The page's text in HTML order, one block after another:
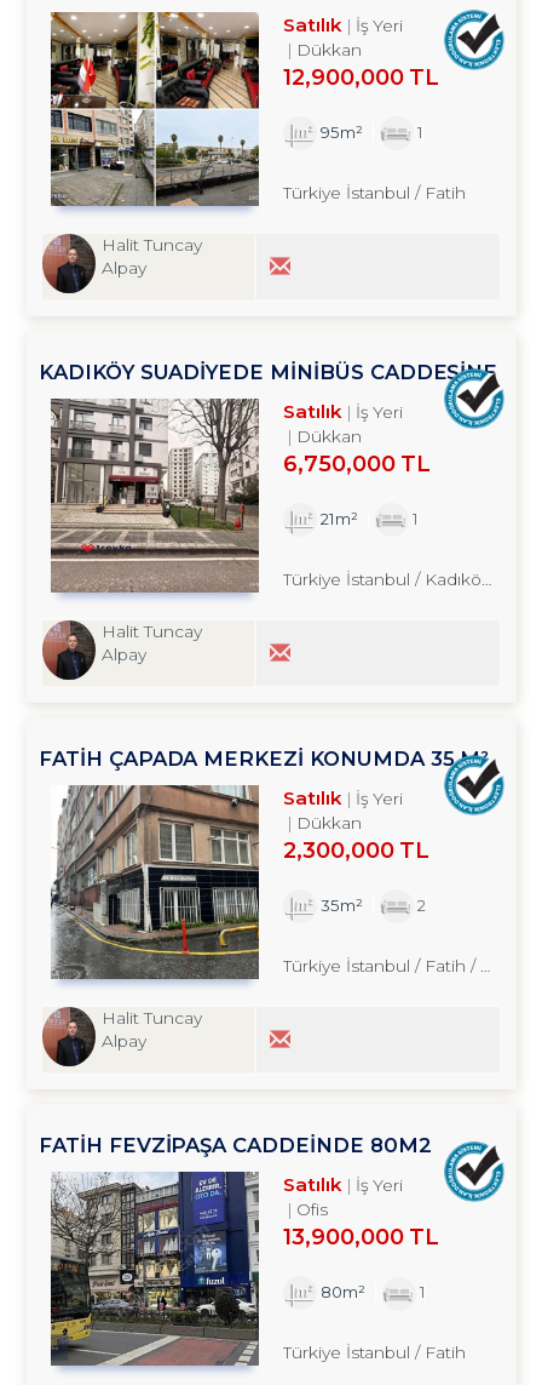
AKSLARINDAN BIRI OLAN VATAN CADDESI
ÜZERINDE, HISTORIA AVM KARŞISINDA
Satılık
İş Yeri
Dükkan
12,900,000 TL
95m² 1
Türkiye İstanbul / Fatih
Halit Tuncay
Alpay
KADIKÖY SUADİYEDE MİNİBÜS CADDESİNE
YAKIN SATILIK DÜKKAN TROYKADAN
Satılık
İş Yeri
Dükkan
6,750,000 TL
21m² 1
Halit Tuncay
Alpay
FATİH ÇAPADA MERKEZİ KONUMDA 35 M²
SATILIK DÜKKAN TROYKADAN
Satılık
İş Yeri
Dükkan
2,300,000 TL
35m² 2
Türkiye İstanbul / Fatih / Aksaray
Halit Tuncay
Alpay
FATİH FEVZİPAŞA CADDEİNDE 80M2
YATIRIMLIK OFİS TROYKADAN
Satılık
İş Yeri
Ofis
13,900,000 TL
80m² 1
Türkiye İstanbul / Fatih